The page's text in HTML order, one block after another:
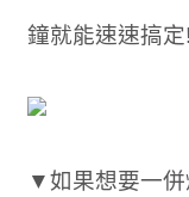
鐘就能速速搞定!
▼如果想要一併